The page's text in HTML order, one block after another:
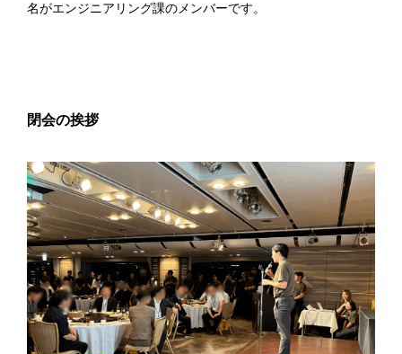
名がエンジニアリング課のメンバーです。
閉会の挨拶